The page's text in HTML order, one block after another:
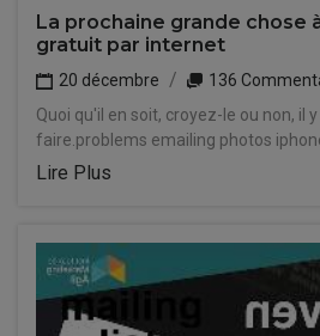
La prochaine grande chose
gratuit par internet
20 décembre
136
Quoi qu'il en soit, croyez-le ou non, il
faire.problems emailing photos
Lire Plus